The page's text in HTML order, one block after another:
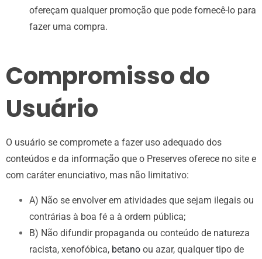
ofereçam qualquer promoção que pode fornecê-lo para
fazer uma compra.
Compromisso do
Usuário
O usuário se compromete a fazer uso adequado dos
conteúdos e da informação que o Preserves oferece no site e
com caráter enunciativo, mas não limitativo:
A) Não se envolver em atividades que sejam ilegais ou
contrárias à boa fé a à ordem pública;
B) Não difundir propaganda ou conteúdo de natureza
racista, xenofóbica, betano ou azar, qualquer tipo de